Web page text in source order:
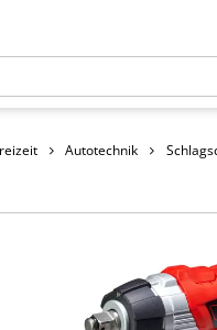
Autotechnik